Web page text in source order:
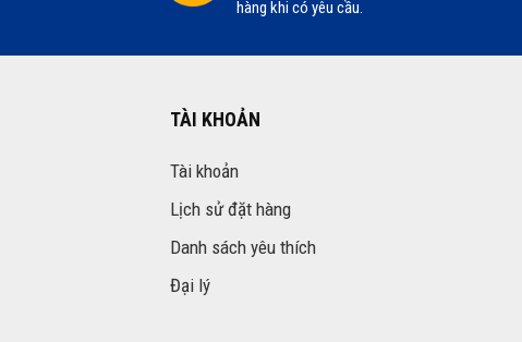
hàng khi có yêu cầu.
TÀI KHOẢN
Tài khoản
Lịch sử đặt hàng
Danh sách yêu thích
Đại lý